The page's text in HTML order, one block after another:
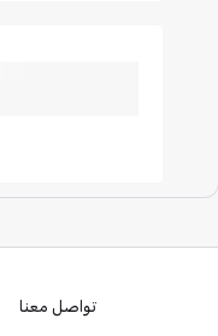
تواصل معنا